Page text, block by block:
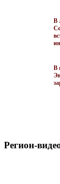
В
В
Регион-